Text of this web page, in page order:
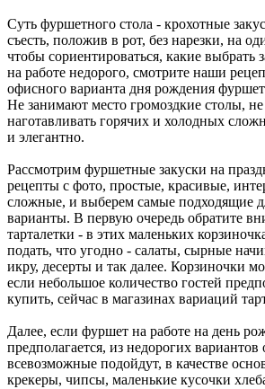
Суть фуршетного стола - крохотные
съесть, положив в рот, без нарезки, на
чтобы сориентироваться, какие выбрать
на работе недорого, смотрите наши
офисного варианта дня рождения
Не занимают место громоздкие столы,
наготавливать горячих и холодных
и элегантно.
Рассмотрим фуршетные закуски на
рецепты с фото, простые, красивые,
сложные, и выберем самые подходящие
варианты. В первую очередь обратите
тарталетки - в этих маленьких
подать, что угодно - салаты, сырные
икру, десерты и так далее. Корзиночки
если небольшое количество гостей
купить, сейчас в магазинах вариаций
Далее, если фуршет на работе на день
предполагается, из недорогих
всевозможные подойдут, в качестве
крекеры, чипсы, маленькие кусочки